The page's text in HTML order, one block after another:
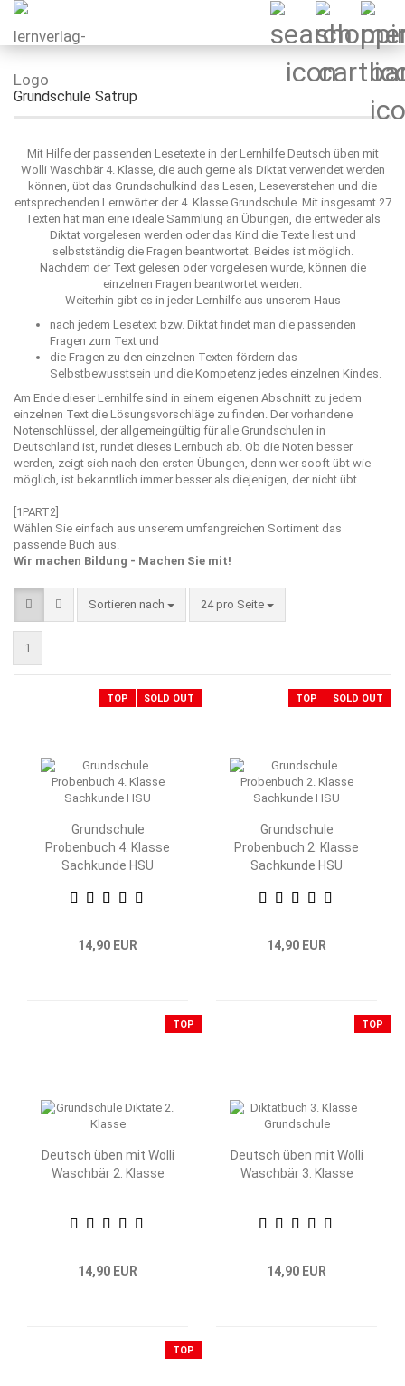
Grundschule Satrup
Mit Hilfe der passenden Lesetexte in der Lernhilfe Deutsch üben mit
Wolli Waschbär 4. Klasse, die auch gerne als Diktat verwendet werden
können, übt das Grundschulkind das Lesen, Leseverstehen und die
entsprechenden Lernwörter der 4. Klasse Grundschule. Mit insgesamt 27
Texten hat man eine ideale Sammlung an Übungen, die entweder als
Diktat vorgelesen werden oder das Kind die Texte liest und
selbstständig die Fragen beantwortet. Beides ist möglich.
Nachdem der Text gelesen oder vorgelesen wurde, können die
einzelnen Fragen beantwortet werden.
Weiterhin gibt es in jeder Lernhilfe aus unserem Haus
nach jedem Lesetext bzw. Diktat findet man die passenden
Fragen zum Text und
die Fragen zu den einzelnen Texten fördern das
Selbstbewusstsein und die Kompetenz jedes einzelnen Kindes.
Am Ende dieser Lernhilfe sind in einem eigenen Abschnitt zu jedem
einzelnen Text die Lösungsvorschläge zu finden. Der vorhandene
Notenschlüssel, der allgemeingültig für alle Grundschulen in
Deutschland ist, rundet dieses Lernbuch ab. Ob die Noten besser
werden, zeigt sich nach den ersten Übungen, denn wer sooft übt wie
möglich, ist bekanntlich immer besser als diejenigen, der nicht übt.
[1PART2]
Wählen Sie einfach aus unserem umfangreichen Sortiment das
passende Buch aus.
Wir machen Bildung - Machen Sie mit!
Sortieren nach
Sortieren nach 24 pro Seite
pro Seite
1
TOP SOLD OUT
Grundschule
Probenbuch 4. Klasse
Sachkunde HSU
14,90 EUR
TOP SOLD OUT
Grundschule
Probenbuch 2. Klasse
Sachkunde HSU
14,90 EUR
TOP
Deutsch üben mit Wolli
Waschbär 2. Klasse
14,90 EUR
TOP
Deutsch üben mit Wolli
Waschbär 3. Klasse
14,90 EUR
TOP